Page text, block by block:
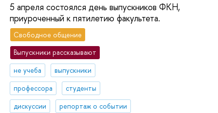
5 апреля состоялся день выпускников ФКН,
приуроченный к пятилетию факультета.
Свободное общение
Выпускники рассказывают
не учеба
выпускники
профессора
студенты
дискуссии
репортаж о событии